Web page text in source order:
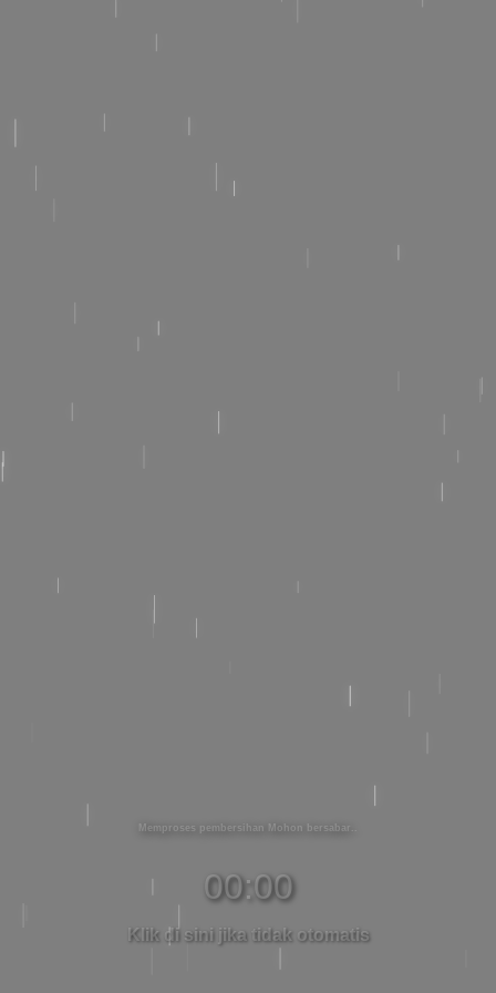
Memproses pembersihan Mohon bersabar
00:00
Klik di sini jika tidak otomatis